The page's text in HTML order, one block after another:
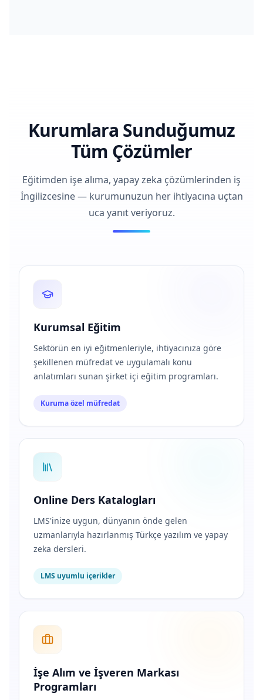
Kurumlara Sunduğumuz
Tüm Çözümler
Eğitimden işe alıma, yapay zeka çözümlerinden iş
İngilizcesine — kurumunuzun her ihtiyacına uçtan
uca yanıt veriyoruz.
Kurumsal Eğitim
Sektörün en iyi eğitmenleriyle, ihtiyacınıza göre
şekillenen müfredat ve uygulamalı konu
anlatımları sunan şirket içi eğitim programları.
Kuruma özel müfredat
Online Ders Katalogları
LMS'inize uygun, dünyanın önde gelen
uzmanlarıyla hazırlanmış Türkçe yazılım ve yapay
zeka dersleri.
LMS uyumlu içerikler
İşe Alım ve İşveren Markası
Programları